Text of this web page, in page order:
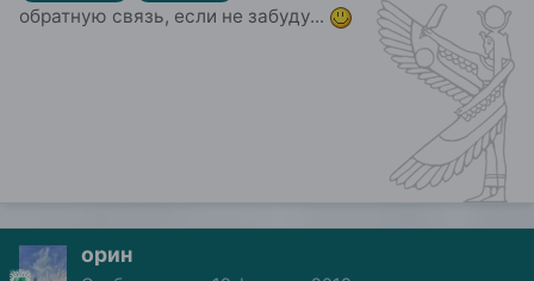
обратную связь, если не забуду...
орин